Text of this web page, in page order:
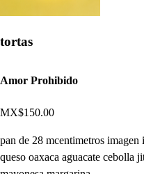
tortas
Amor Prohibido
MX$150.00
pan de 28 mcentimetros
queso oaxaca aguacate cebolla